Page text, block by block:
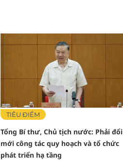
TIÊU ĐIỂM
Tổng Bí thư, Chủ tịch nước: Phải đổi
mới công tác quy hoạch và tổ chức
phát triển hạ tầng